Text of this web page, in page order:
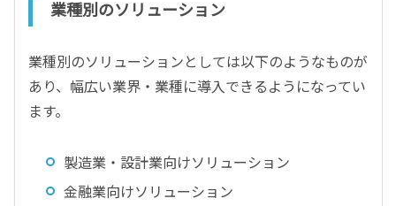
業種別のソリューション
業種別のソリューションとしては以下のようなものが
あり、幅広い業界・業種に導入できるようになってい
ます。
製造業・設計業向けソリューション
金融業向けソリューション